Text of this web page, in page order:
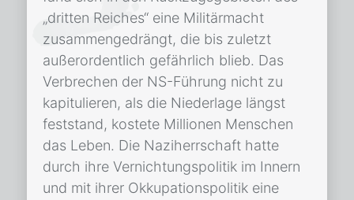
„dritten Reiches“ eine Militärmacht
zusammengedrängt, die bis zuletzt
außerordentlich gefährlich blieb. Das
Verbrechen der NS-Führung nicht zu
kapitulieren, als die Niederlage längst
feststand, kostete Millionen Menschen
das Leben. Die Naziherrschaft hatte
durch ihre Vernichtungspolitik im Innern
und mit ihrer Okkupationspolitik eine